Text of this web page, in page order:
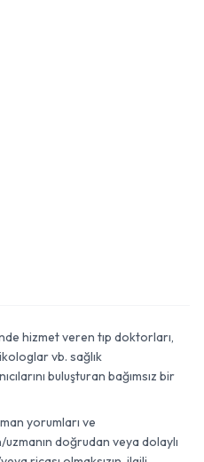
hizmet veren tıp doktorları,
vb. sağlık
buluşturan bağımsız bir
yorumları ve
doğrudan veya dolaylı